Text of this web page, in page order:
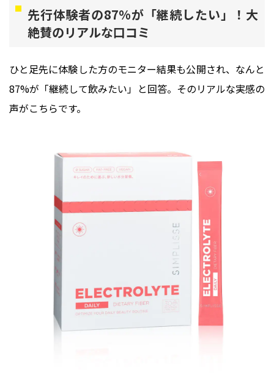
先行体験者の87%が「継続したい」！大
絶賛のリアルな口コミ
ひと足先に体験した方のモニター結果も公開され、なんと
87%が「継続して飲みたい」と回答。そのリアルな実感の
声がこちらです。